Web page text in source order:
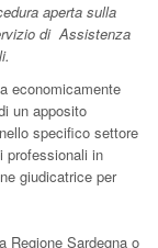
aperta sulla
di Assistenza
economicamente
un apposito
specifico settore
professionali in
giudicatrice per
Regione Sardegna o